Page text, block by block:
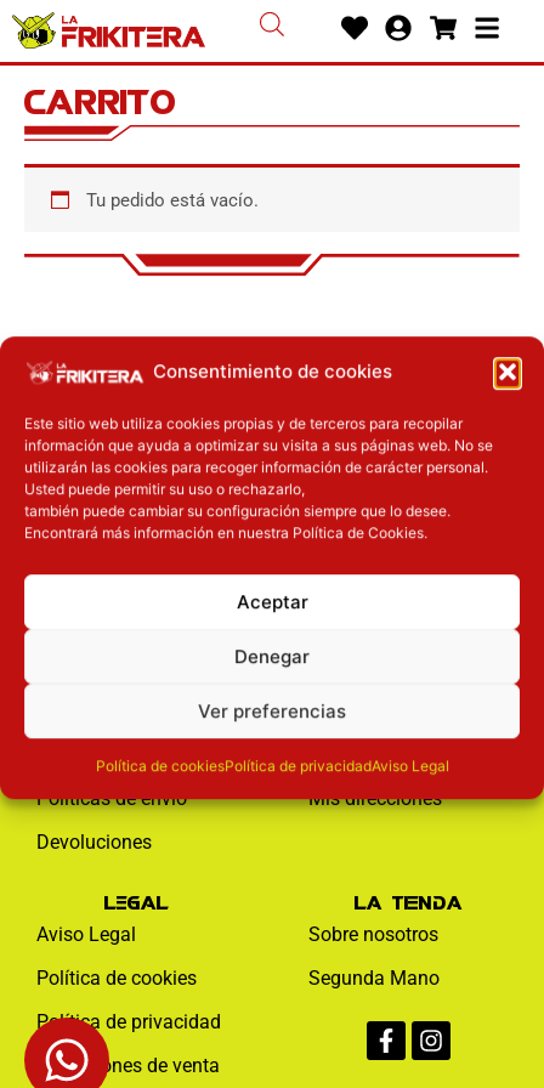
Consentimiento de cookies
Este sitio web utiliza cookies propias y de terceros para recopilar
información que ayuda a optimizar su visita a sus páginas web. No se
utilizarán las cookies para recoger información de carácter personal.
Usted puede permitir su uso o rechazarlo,
también puede cambiar su configuración siempre que lo desee.
Encontrará más información en nuestra Política de Cookies.
Aceptar
Denegar
Ver preferencias
Política de cookiesPolítica de privacidadAviso Legal
contenido
HeartUser-
circlecart
Bars
Carrito
Tu pedido está vacío.
Pago
seguro
Cc-
visa
Cc-
Cc-
paypal
Servicios al cliente
Preguntas frecuentes
Formas de pago
Políticas de envío
Devoluciones
Mis Favoritos
Mis pedidos
Mis direcciones
Legal
Aviso Legal
Política de cookies
Política de privacidad
Condiciones de venta
La tienda
Sobre nosotros
Segunda Mano
f